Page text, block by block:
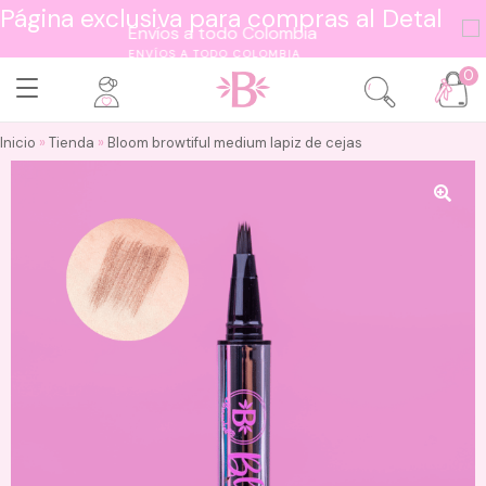
Página exclusiva para compras al Detal
ENVÍOS A TODO COLOMBIA
0
Inicio » Tienda » Bloom browtiful medium lapiz de cejas